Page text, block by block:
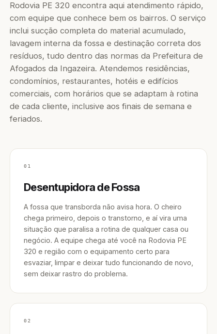
Rodovia PE 320 encontra aqui atendimento rápido,
com equipe que conhece bem os bairros. O serviço
inclui sucção completa do material acumulado,
lavagem interna da fossa e destinação correta dos
resíduos, tudo dentro das normas da Prefeitura de
Afogados da Ingazeira. Atendemos residências,
condomínios, restaurantes, hotéis e edifícios
comerciais, com horários que se adaptam à rotina
de cada cliente, inclusive aos finais de semana e
feriados.
01
Desentupidora de Fossa
A fossa que transborda não avisa hora. O cheiro
chega primeiro, depois o transtorno, e aí vira uma
situação que paralisa a rotina de qualquer casa ou
negócio. A equipe chega até você na Rodovia PE
320 e região com o equipamento certo para
esvaziar, limpar e deixar tudo funcionando de novo,
sem deixar rastro do problema.
02